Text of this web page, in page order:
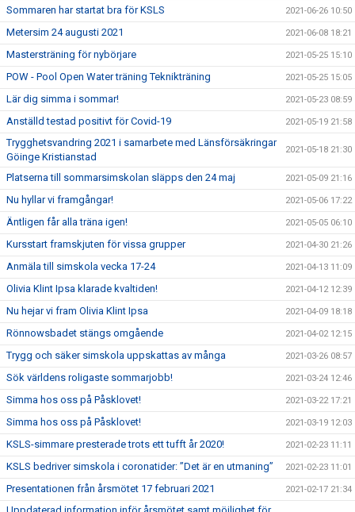
Sommaren har startat bra för KSLS 2021-06-26 10:50
Metersim 24 augusti 2021 2021-06-08 18:21
Mastersträning för nybörjare 2021-05-25 15:10
POW - Pool Open Water träning Teknikträning 2021-05-25 15:05
Lär dig simma i sommar! 2021-05-23 08:59
Anställd testad positivt för Covid-19 2021-05-19 21:58
Trygghetsvandring 2021 i samarbete med Länsförsäkringar
Göinge Kristianstad
2021-05-18 21:30
Platserna till sommarsimskolan släpps den 24 maj 2021-05-09 21:16
Nu hyllar vi framgångar! 2021-05-06 17:22
Äntligen får alla träna igen! 2021-05-05 06:10
Kursstart framskjuten för vissa grupper 2021-04-30 21:26
Anmäla till simskola vecka 17-24 2021-04-13 11:09
Olivia Klint Ipsa klarade kvaltiden! 2021-04-12 12:39
Nu hejar vi fram Olivia Klint Ipsa 2021-04-09 18:18
Rönnowsbadet stängs omgående 2021-04-02 12:15
Trygg och säker simskola uppskattas av många 2021-03-26 08:57
Sök världens roligaste sommarjobb! 2021-03-24 12:46
Simma hos oss på Påsklovet! 2021-03-22 17:21
Simma hos oss på Påsklovet! 2021-03-19 12:03
KSLS-simmare presterade trots ett tufft år 2020! 2021-02-23 11:11
KSLS bedriver simskola i coronatider: ”Det är en utmaning” 2021-02-23 11:01
Presentationen från årsmötet 17 februari 2021 2021-02-17 21:34